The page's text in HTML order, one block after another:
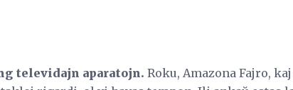
televidajn aparatojn. Roku, Amazona Fajro,